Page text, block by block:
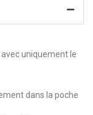
uniquement le
dans la poche